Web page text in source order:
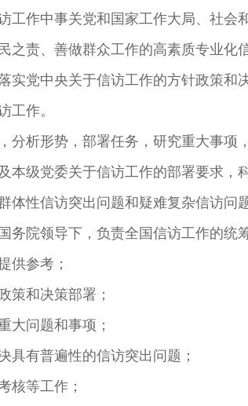
工作中事关党和国家工作大局、社会
之责、善做群众工作的高素质专业化
实党中央关于信访工作的方针政策
工作。
析形势，部署任务，研究重大事项
本级党委关于信访工作的部署要求
体性信访突出问题和疑难复杂信访问
务院领导下，负责全国信访工作的统
供参考；
策和决策部署；
大问题和事项；
具有普遍性的信访突出问题；
核等工作；